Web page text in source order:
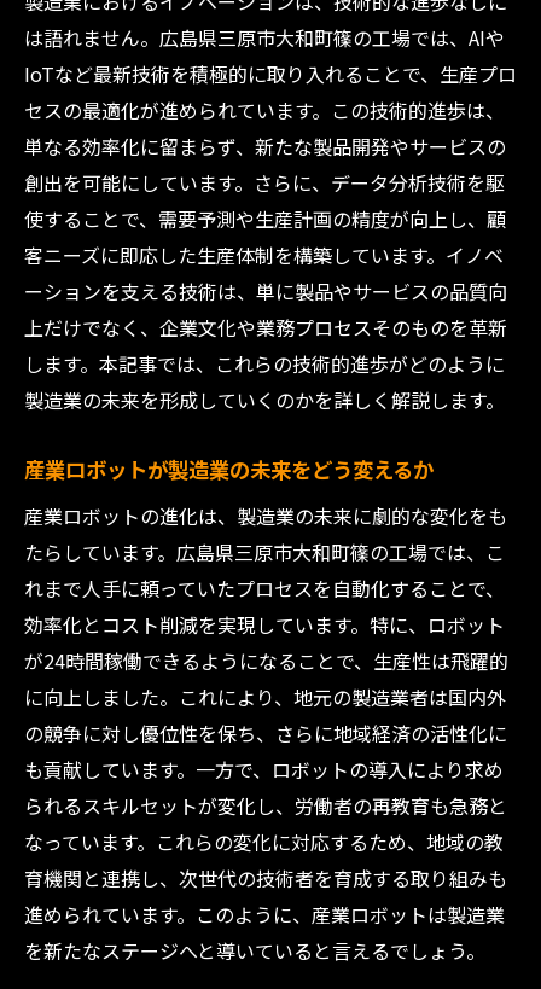
は語れません。広島県三原市大和町篠の工場では、AIや
IoTなど最新技術を積極的に取り入れることで、生産プロ
セスの最適化が進められています。この技術的進歩は、
単なる効率化に留まらず、新たな製品開発やサービスの
創出を可能にしています。さらに、データ分析技術を駆
使することで、需要予測や生産計画の精度が向上し、顧
客ニーズに即応した生産体制を構築しています。イノベ
ーションを支える技術は、単に製品やサービスの品質向
上だけでなく、企業文化や業務プロセスそのものを革新
します。本記事では、これらの技術的進歩がどのように
製造業の未来を形成していくのかを詳しく解説します。
産業ロボットが製造業の未来をどう変えるか
産業ロボットの進化は、製造業の未来に劇的な変化をも
たらしています。広島県三原市大和町篠の工場では、こ
れまで人手に頼っていたプロセスを自動化することで、
効率化とコスト削減を実現しています。特に、ロボット
が24時間稼働できるようになることで、生産性は飛躍的
に向上しました。これにより、地元の製造業者は国内外
の競争に対し優位性を保ち、さらに地域経済の活性化に
も貢献しています。一方で、ロボットの導入により求め
られるスキルセットが変化し、労働者の再教育も急務と
なっています。これらの変化に対応するため、地域の教
育機関と連携し、次世代の技術者を育成する取り組みも
進められています。このように、産業ロボットは製造業
を新たなステージへと導いていると言えるでしょう。